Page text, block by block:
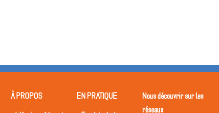
À PROPOS
EN PRATIQUE
Nous découvrir sur les
réseaux